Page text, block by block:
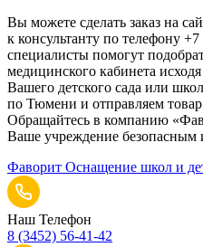
Вы можете сделать заказ на
к консультанту по телефону
специалисты помогут
медицинского кабинета
Вашего детского сада или
по Тюмени и отправляем
Обращайтесь в компанию
Ваше учреждение
Фаворит Оснащение школ и
Наш Телефон
8 (3452) 56-41-42